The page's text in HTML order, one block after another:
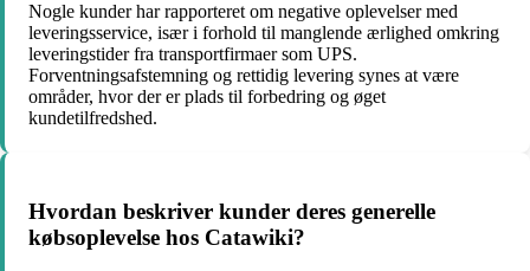
Nogle kunder har rapporteret om negative oplevelser med
leveringsservice, især i forhold til manglende ærlighed omkring
leveringstider fra transportfirmaer som UPS.
Forventningsafstemning og rettidig levering synes at være
områder, hvor der er plads til forbedring og øget
kundetilfredshed.
Hvordan beskriver kunder deres generelle
købsoplevelse hos Catawiki?